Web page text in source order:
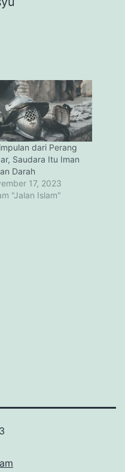
dari Perang
Saudara Itu Iman
Darah
17, 2023
"Jalan Islam"